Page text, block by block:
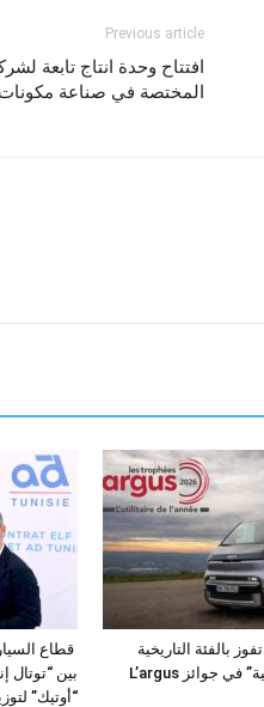
Previous article
افتتاح وحدة انتاج تابعة
المختصة في صناعة مكونات
قطاع
بين “توتال
“أوتيك”
كيا PV5 Cargo تفوز بالفئة التاريخية
“للمركبات النفعية” في جوائز L’argus